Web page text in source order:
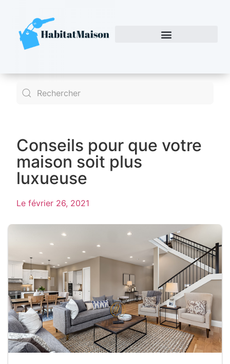
Conseils pour que votre
maison soit plus
luxueuse
Le février 26, 2021